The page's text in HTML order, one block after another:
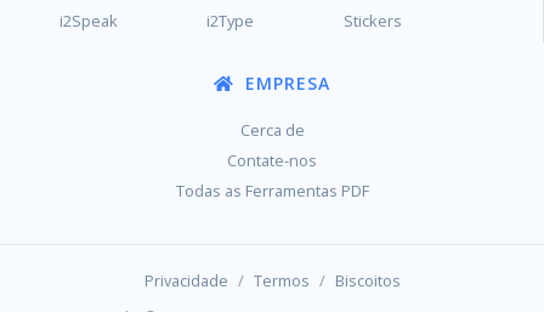
i2Speak
i2Type Stickers
EMPRESA
Cerca de
Contate-nos
Todas as Ferramentas PDF
Privacidade / Termos / Biscoitos